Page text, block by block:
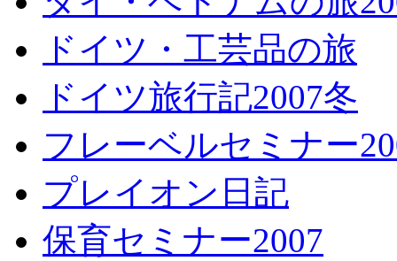
ドイツ・工芸品の旅
ドイツ旅行記2007冬
フレーベルセミナー
プレイオン日記
保育セミナー2007